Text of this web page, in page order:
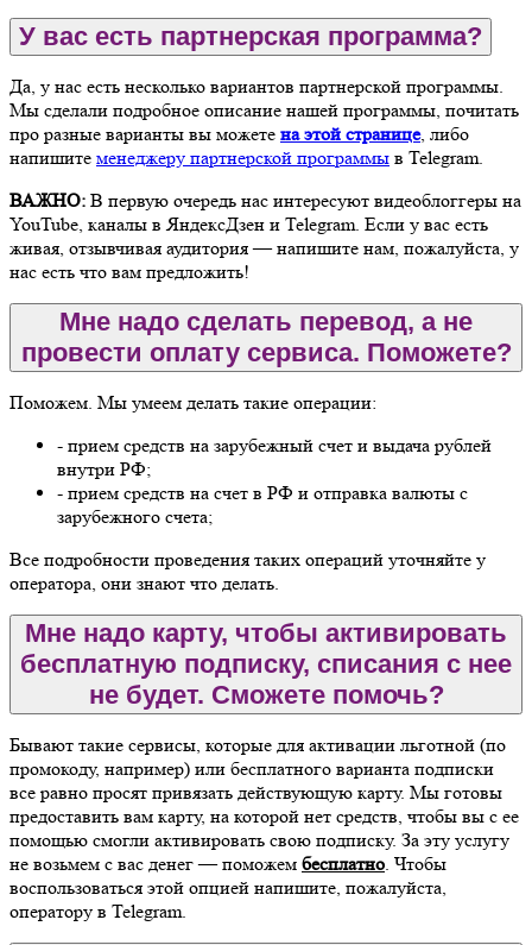
У вас есть партнерская программа?
Да, у нас есть несколько вариантов партнерской программы.
Мы сделали подробное описание нашей программы, почитать
про разные варианты вы можете на этой странице, либо
напишите менеджеру партнерской программы в Telegram.
ВАЖНО: В первую очередь нас интересуют видеоблоггеры на
YouTube, каналы в ЯндексДзен и Telegram. Если у вас есть
живая, отзывчивая аудитория — напишите нам, пожалуйста, у
нас есть что вам предложить!
Мне надо сделать перевод, а не
провести оплату сервиса. Поможете?
Поможем. Мы умеем делать такие операции:
- прием средств на зарубежный счет и выдача рублей
внутри РФ;
- прием средств на счет в РФ и отправка валюты с
зарубежного счета;
Все подробности проведения таких операций уточняйте у
оператора, они знают что делать.
Мне надо карту, чтобы активировать
бесплатную подписку, списания с нее
не будет. Сможете помочь?
Бывают такие сервисы, которые для активации льготной (по
промокоду, например) или бесплатного варианта подписки
все равно просят привязать действующую карту. Мы готовы
предоставить вам карту, на которой нет средств, чтобы вы с ее
помощью смогли активировать свою подписку. За эту услугу
не возьмем с вас денег — поможем бесплатно. Чтобы
воспользоваться этой опцией напишите, пожалуйста,
оператору в Telegram.